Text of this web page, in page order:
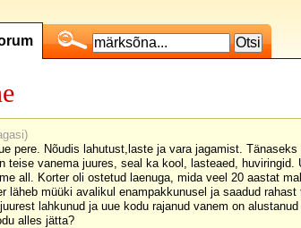
pere. Nõudis lahutust,laste ja vara jagamist.
teise vanema juures, seal ka kool, lasteaed,
all. Korter oli ostetud laenuga, mida veel 20 aastat
läheb müüki avalikul enampakkunusel ja saadud
lahkunud ja uue kodu rajanud vanem on
alles jätta?